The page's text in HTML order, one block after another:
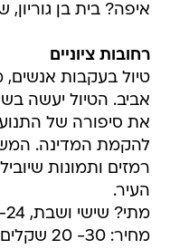
איפה? בית בן גוריון,
רחובות ציוניים
טיול בעקבות אנשים,
אביב. הטיול יעשה
את סיפורה של
להקמת המדינה.
רמזים ותמונות
העיר.
מתי? שישי ושבת, 25-24 באפריל, 10:00
מחיר: 30- 20 שקלים למשפחה